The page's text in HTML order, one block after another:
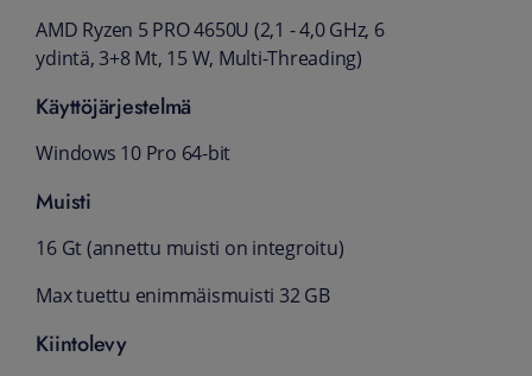
AMD Ryzen 5 PRO 4650U (2,1 - 4,0 GHz, 6
ydintä, 3+8 Mt, 15 W, Multi-Threading)
Käyttöjärjestelmä
Windows 10 Pro 64-bit
Muisti
16 Gt (annettu muisti on integroitu)
Max tuettu enimmäismuisti 32 GB
Kiintolevy